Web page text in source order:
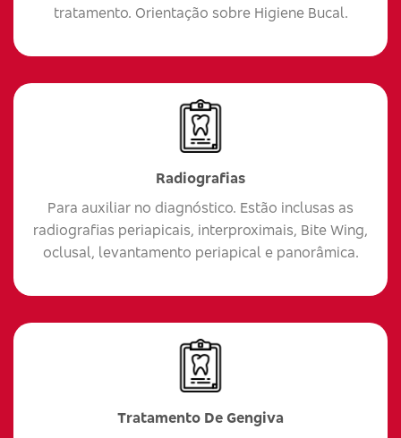
tratamento. Orientação sobre Higiene Bucal.
Radiografias
Para auxiliar no diagnóstico. Estão inclusas as
radiografias periapicais, interproximais, Bite Wing,
oclusal, levantamento periapical e panorâmica.
Tratamento De Gengiva